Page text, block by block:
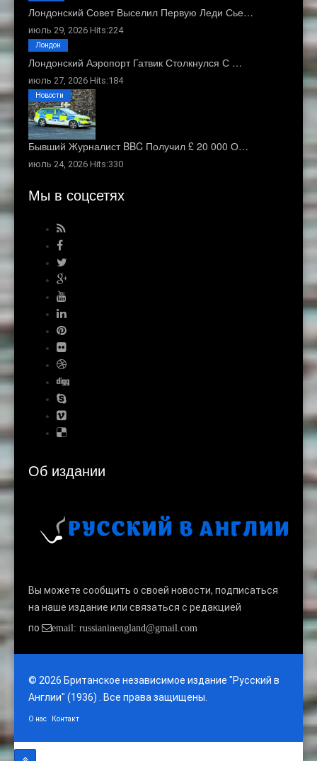
Лондонский Совет Выселил Первую Леди Сье…
июль 29, 2026 Hits:224
Лондонский Аэропорт Гатвик Столкнулся С …
июль 27, 2026 Hits:184
Лондон
Бывший Журналист BBC Получил £ 20 000 О…
июль 24, 2026 Hits:330
Новости
Мы в соцсетях
Об издании
Вы можете сообщить о своей новости, подписаться
на наше издание или связаться с редакцией
по
email: russianinengland@gmail.com
© 2026 Британское независимое издание "Русский в
Англии" (1936) . Все права защищены.
О нас Контакт